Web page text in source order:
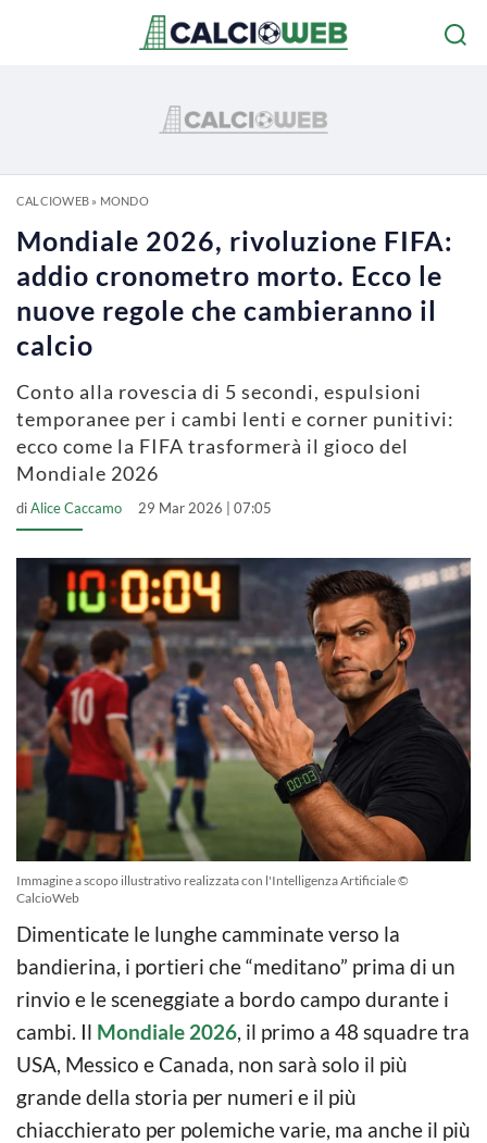
CALCIOWEB» MONDO
Mondiale 2026, rivoluzione FIFA:
addio cronometro morto. Ecco le
nuove regole che cambieranno il
calcio
Conto alla rovescia di 5 secondi, espulsioni
temporanee per i cambi lenti e corner punitivi:
ecco come la FIFA trasformerà il gioco del
Mondiale 2026
diAlice Caccamo 29 Mar 2026 | 07:05
Immagine a scopo illustrativo realizzata con l'Intelligenza Artificiale ©
CalcioWeb
Dimenticate le lunghe camminate verso la
bandierina, i portieri che “meditano” prima di un
rinvio e le sceneggiate a bordo campo durante i
cambi. Il Mondiale 2026, il primo a 48 squadre tra
USA, Messico e Canada, non sarà solo il più
grande della storia per numeri e il più
chiacchierato per polemiche varie, ma anche il più